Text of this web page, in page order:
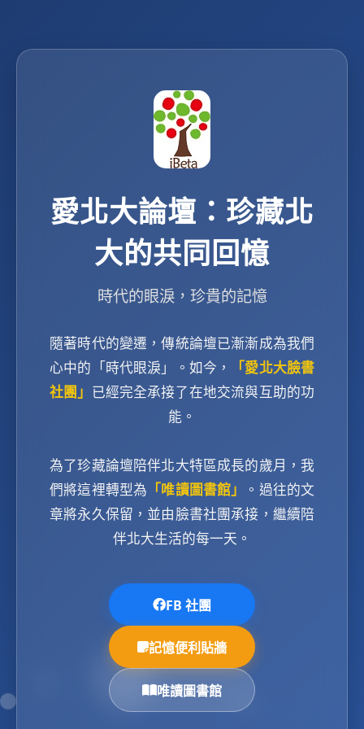
愛北大論壇：珍藏北
大的共同回憶
時代的眼淚，珍貴的記憶
隨著時代的變遷，傳統論壇已漸漸成為我們
心中的「時代眼淚」。如今，
「愛北大臉書
社團」 已經完全承接了在地交流與互助的功
能。
為了珍藏論壇陪伴北大特區成長的歲月，我
們將這裡轉型為 「唯讀圖書館」
。過往的文
章將永久保留，並由臉書社團承接，繼續陪
伴北大生活的每一天。
FB 社團
記憶便利貼牆
唯讀圖書館